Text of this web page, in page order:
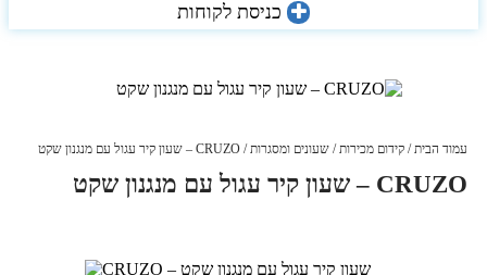
כניסת לקוחות
עמוד הבית/קידום מכירות/שעונים ומסגרות/ CRUZO – שעון קיר עגול עם מנגנון שקט
CRUZO – שעון קיר עגול עם מנגנון שקט